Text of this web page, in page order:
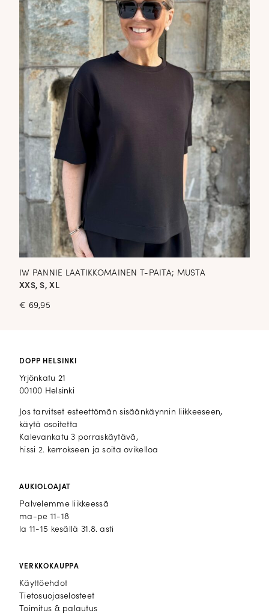
IW PANNIE LAATIKKOMAINEN T-PAITA; MUSTA
XXS, S, XL
€ 69,95
DOPP HELSINKI
Yrjönkatu 21
00100 Helsinki
Jos tarvitset esteettömän sisäänkäynnin liikkeeseen,
käytä osoitetta
Kalevankatu 3 porraskäytävä,
hissi 2. kerrokseen ja soita ovikelloa
AUKIOLOAJAT
Palvelemme liikkeessä
ma-pe 11-18
la 11-15 kesällä 31.8. asti
VERKKOKAUPPA
Käyttöehdot
Tietosuojaselosteet
Toimitus & palautus